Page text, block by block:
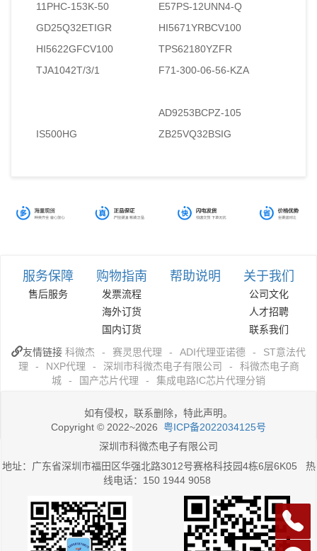
11PHC-153K-50
E57PS-12UNN4-Q
GD25Q32ETIGR
HI5671YRBCV100
HI5622GFCV100
TPS62180YZFR
TJA1042T/3/1
F71-300-06-56-KZA
AD9253BCPZ-105
IS500HG
ZB25VQ32BSIG
服务保障
售后服务
购物指南
发票流程
海外订货
国内订货
帮助说明 关于我们
公司文化
人才招聘
联系我们
友情链接 科微杰 - 赛灵思代理 - ADI代理亚诺德 -
ST意法代
理
- NXP代理 - 深圳市科微杰电子有限公司 -
科微杰电子商
城
- 国产芯片代理 - 集成电路IC芯片代理分销
如有侵权，联系删除，特此声明。
Copyright © 2022~2026 粤ICP备2022034125号
深圳市科微杰电子有限公司
地址：广东省深圳市福田区华强北路3012号赛格科技园4栋6层6K05 热
线电话：150 1944 9058